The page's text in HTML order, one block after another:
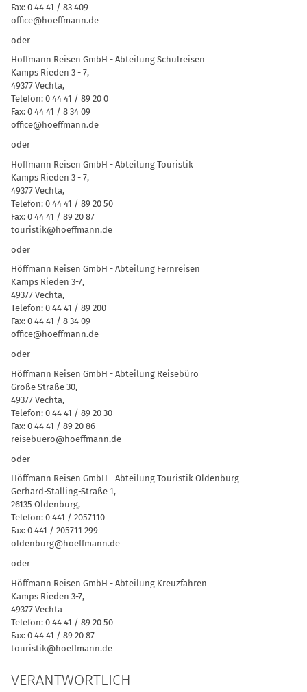
Fax: 0 44 41 / 83 409
office@hoeffmann.de
oder
Höffmann Reisen GmbH - Abteilung Schulreisen
Kamps Rieden 3 - 7,
49377 Vechta,
Telefon: 0 44 41 / 89 20 0
Fax: 0 44 41 / 8 34 09
office@hoeffmann.de
oder
Höffmann Reisen GmbH - Abteilung Touristik
Kamps Rieden 3 - 7,
49377 Vechta,
Telefon: 0 44 41 / 89 20 50
Fax: 0 44 41 / 89 20 87
touristik@hoeffmann.de
oder
Höffmann Reisen GmbH - Abteilung Fernreisen
Kamps Rieden 3-7,
49377 Vechta,
Telefon: 0 44 41 / 89 200
Fax: 0 44 41 / 8 34 09
office@hoeffmann.de
oder
Höffmann Reisen GmbH - Abteilung Reisebüro
Große Straße 30,
49377 Vechta,
Telefon: 0 44 41 / 89 20 30
Fax: 0 44 41 / 89 20 86
reisebuero@hoeffmann.de
oder
Höffmann Reisen GmbH - Abteilung Touristik Oldenburg
Gerhard-Stalling-Straße 1,
26135 Oldenburg,
Telefon: 0 441 / 2057110
Fax: 0 441 / 205711 299
oldenburg@hoeffmann.de
oder
Höffmann Reisen GmbH - Abteilung Kreuzfahren
Kamps Rieden 3-7,
49377 Vechta
Telefon: 0 44 41 / 89 20 50
Fax: 0 44 41 / 89 20 87
touristik@hoeffmann.de
VERANTWORTLICH